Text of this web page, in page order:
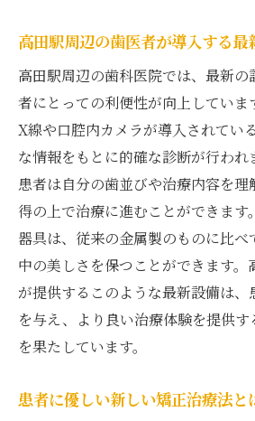
高田駅周辺の歯医者が導入する最
高田駅周辺の歯科医院では、最新
者にとっての利便性が向上していま
X線や口腔内カメラが導入されてい
な情報をもとに的確な診断が行われ
患者は自分の歯並びや治療内容を理
得の上で治療に進むことができます
器具は、従来の金属製のものに比べ
中の美しさを保つことができます。
が提供するこのような最新設備は
を与え、より良い治療体験を提供
を果たしています。
患者に優しい新しい矯正治療法と